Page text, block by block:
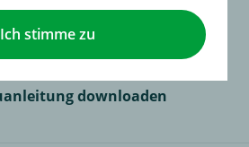
downloaden
downloaden
Ich stimme zu